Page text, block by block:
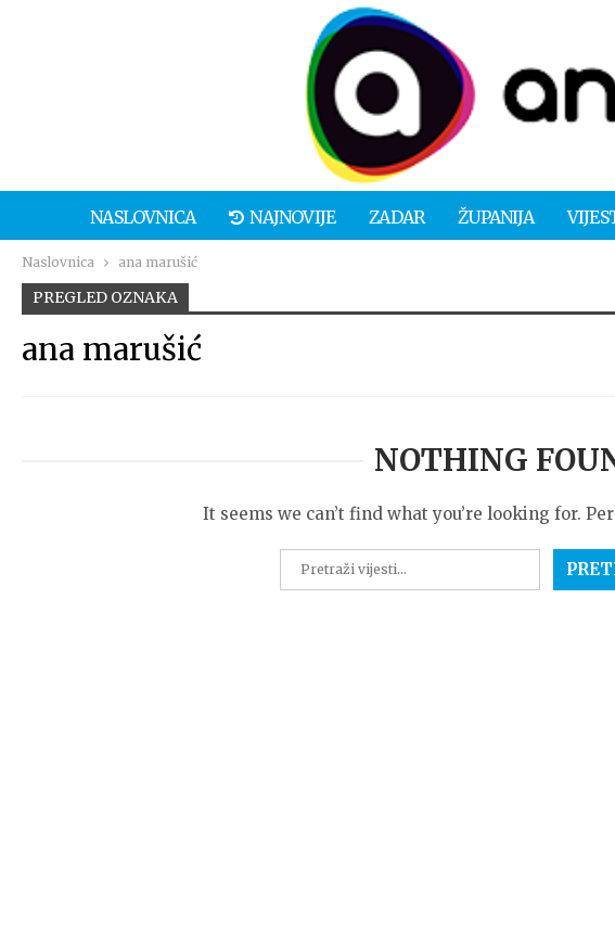
NASLOVNICA NAJNOVIJE ZADAR ŽUPANIJA
Naslovnica ana marušić
PREGLED OZNAKA
ana marušić
NOTHING
It seems we can’t find what you’re looking for.